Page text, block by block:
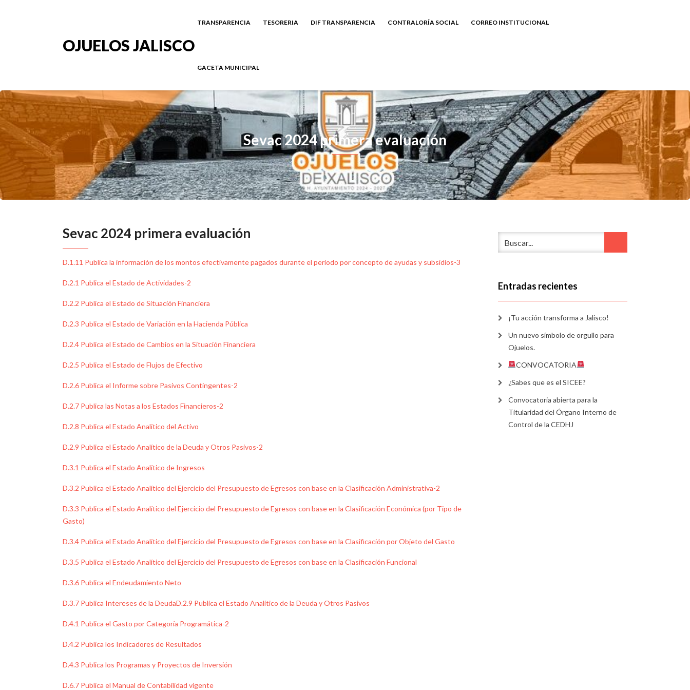
OJUELOS JALISCO
TRANSPARENCIA TESORERIA DIF TRANSPARENCIA CONTRALORÍA SOCIAL CORREO INSTITUCIONAL
GACETA MUNICIPAL
Sevac 2024 primera evaluación
Sevac 2024 primera evaluación
D.1.11 Publica la información de los montos efectivamente pagados durante el periodo por concepto de ayudas y subsidios-3
D.2.1 Publica el Estado de Actividades-2
D.2.2 Publica el Estado de Situación Financiera
D.2.3 Publica el Estado de Variación en la Hacienda Pública
D.2.4 Publica el Estado de Cambios en la Situación Financiera
D.2.5 Publica el Estado de Flujos de Efectivo
D.2.6 Publica el Informe sobre Pasivos Contingentes-2
D.2.7 Publica las Notas a los Estados Financieros-2
D.2.8 Publica el Estado Analítico del Activo
D.2.9 Publica el Estado Analítico de la Deuda y Otros Pasivos-2
D.3.1 Publica el Estado Analítico de Ingresos
D.3.2 Publica el Estado Analítico del Ejercicio del Presupuesto de Egresos con base en la Clasificación Administrativa-2
D.3.3 Publica el Estado Analítico del Ejercicio del Presupuesto de Egresos con base en la Clasificación Económica (por Tipo de
Gasto)
D.3.4 Publica el Estado Analítico del Ejercicio del Presupuesto de Egresos con base en la Clasificación por Objeto del Gasto
D.3.5 Publica el Estado Analítico del Ejercicio del Presupuesto de Egresos con base en la Clasificación Funcional
D.3.6 Publica el Endeudamiento Neto
D.3.7 Publica Intereses de la DeudaD.2.9 Publica el Estado Analítico de la Deuda y Otros Pasivos
D.4.1 Publica el Gasto por Categoría Programática-2
D.4.2 Publica los Indicadores de Resultados
D.4.3 Publica los Programas y Proyectos de Inversión
D.6.7 Publica el Manual de Contabilidad vigente
Entradas recientes
¡Tu acción transforma a Jalisco!
Un nuevo símbolo de orgullo para
Ojuelos.
CONVOCATORIA
¿Sabes que es el SICEE?
Convocatoria abierta para la
Titularidad del Órgano Interno de
Control de la CEDHJ